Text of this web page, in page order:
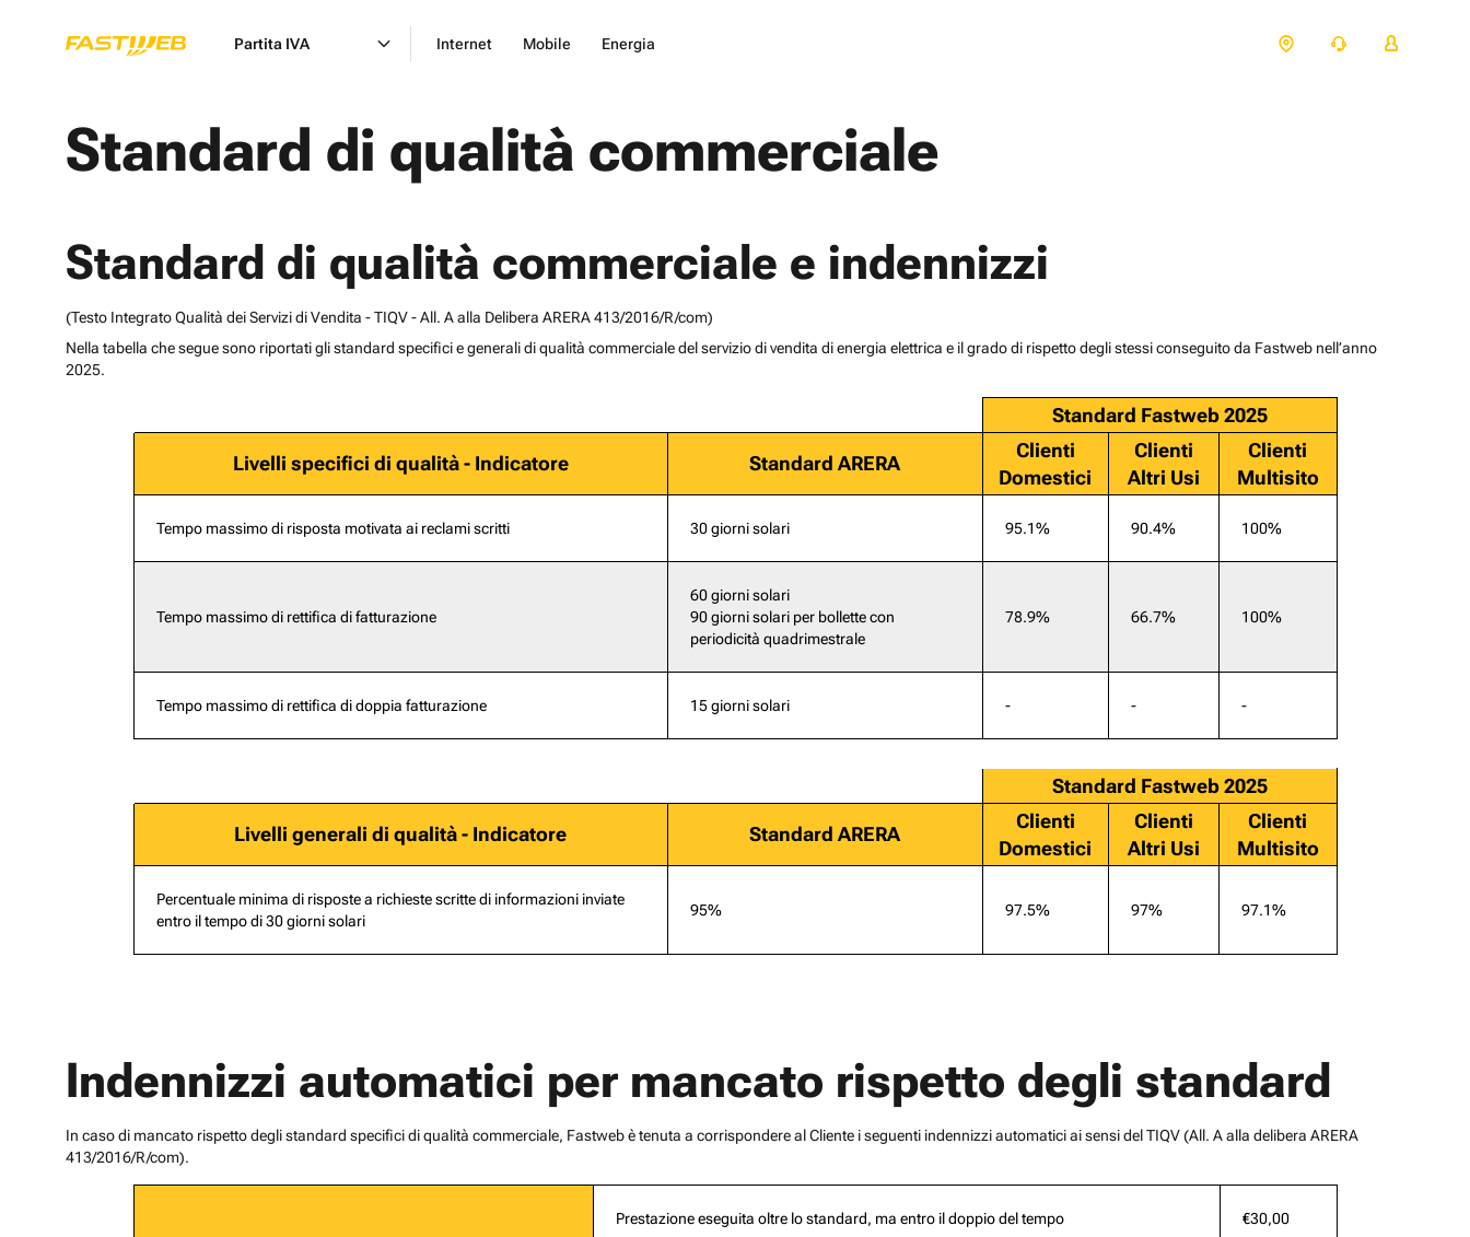
Partita IVA Internet Mobile Energia
Standard di qualità commerciale
Standard di qualità commerciale e indennizzi
(Testo Integrato Qualità dei Servizi di Vendita - TIQV - All. A alla Delibera ARERA 413/2016/R/com)
Nella tabella che segue sono riportati gli standard specifici e generali di qualità commerciale del servizio di vendita di energia elettrica e il grado di rispetto degli stessi conseguito da Fastweb nell’anno
2025.
Standard Fastweb 2025
Livelli specifici di qualità - Indicatore Standard ARERA
Clienti
Domestici
Clienti
Altri Usi
Clienti
Multisito
Tempo massimo di risposta motivata ai reclami scritti 30 giorni solari 95.1% 90.4% 100%
Tempo massimo di rettifica di fatturazione
60 giorni solari
90 giorni solari per bollette con
periodicità quadrimestrale
78.9% 66.7% 100%
Tempo massimo di rettifica di doppia fatturazione 15 giorni solari - - -
Standard Fastweb 2025
Livelli generali di qualità - Indicatore Standard ARERA
Clienti
Domestici
Clienti
Altri Usi
Clienti
Multisito
Percentuale minima di risposte a richieste scritte di informazioni inviate
entro il tempo di 30 giorni solari
95% 97.5% 97% 97.1%
Indennizzi automatici per mancato rispetto degli standard
In caso di mancato rispetto degli standard specifici di qualità commerciale, Fastweb è tenuta a corrispondere al Cliente i seguenti indennizzi automatici ai sensi del TIQV (All. A alla delibera ARERA
413/2016/R/com).
Prestazione eseguita oltre lo standard, ma entro il doppio del tempo €30,00